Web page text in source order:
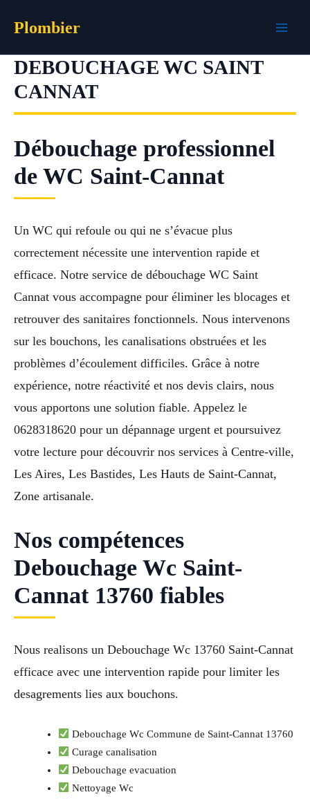
Plombier
DEBOUCHAGE WC SAINT
CANNAT
Débouchage professionnel
de WC Saint-Cannat
Un WC qui refoule ou qui ne s’évacue plus
correctement nécessite une intervention rapide et
efficace. Notre service de débouchage WC Saint
Cannat vous accompagne pour éliminer les blocages et
retrouver des sanitaires fonctionnels. Nous intervenons
sur les bouchons, les canalisations obstruées et les
problèmes d’écoulement difficiles. Grâce à notre
expérience, notre réactivité et nos devis clairs, nous
vous apportons une solution fiable. Appelez le
0628318620 pour un dépannage urgent et poursuivez
votre lecture pour découvrir nos services à Centre-ville,
Les Aires, Les Bastides, Les Hauts de Saint-Cannat,
Zone artisanale.
Nos compétences
Debouchage Wc Saint-
Cannat 13760 fiables
Nous realisons un Debouchage Wc 13760 Saint-Cannat
efficace avec une intervention rapide pour limiter les
desagrements lies aux bouchons.
Debouchage Wc Commune de Saint-Cannat 13760
Curage canalisation
Debouchage evacuation
Nettoyage Wc